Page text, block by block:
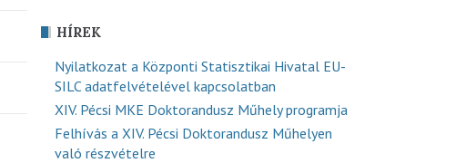
HÍREK
Nyilatkozat a Központi Statisztikai Hivatal EU-
SILC adatfelvételével kapcsolatban
XIV. Pécsi MKE Doktorandusz Műhely programja
Felhívás a XIV. Pécsi Doktorandusz Műhelyen
való részvételre